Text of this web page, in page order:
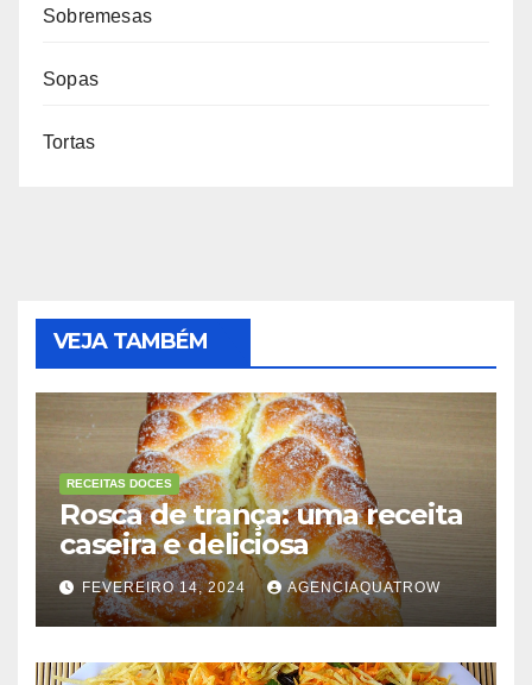
Sobremesas
Sopas
Tortas
VEJA TAMBÉM
RECEITAS DOCES
Rosca de trança: uma receita
caseira e deliciosa
FEVEREIRO 14, 2024 AGENCIAQUATROW